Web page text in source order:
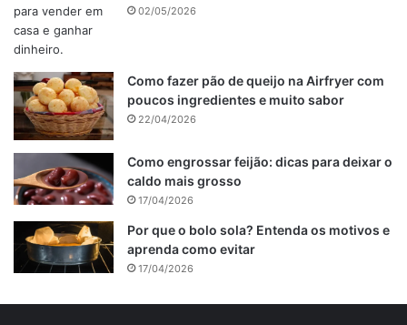
02/05/2026
Como fazer pão de queijo na Airfryer com
poucos ingredientes e muito sabor
22/04/2026
Como engrossar feijão: dicas para deixar o
caldo mais grosso
17/04/2026
Por que o bolo sola? Entenda os motivos e
aprenda como evitar
17/04/2026